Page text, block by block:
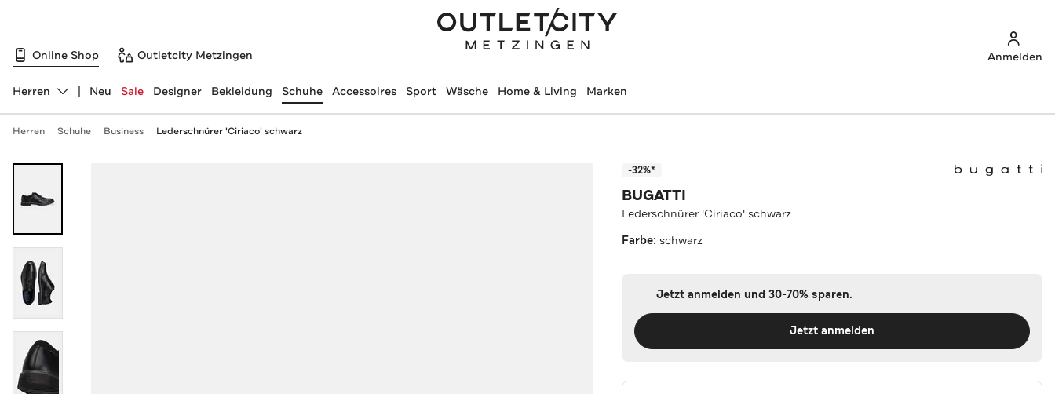
Online Shop Outletcity Metzingen Anmelden
Abteilung ändern, ausgewählt:
Herren Neu Sale Designer Bekleidung Schuhe Accessoires Sport Wäsche Home & Living Marken
Herren Schuhe Business Lederschnürer 'Ciriaco' schwarz
-32%*
BUGATTI
Lederschnürer 'Ciriaco' schwarz
Farbe: schwarz
Jetzt anmelden und 30-70% sparen.
Jetzt anmelden